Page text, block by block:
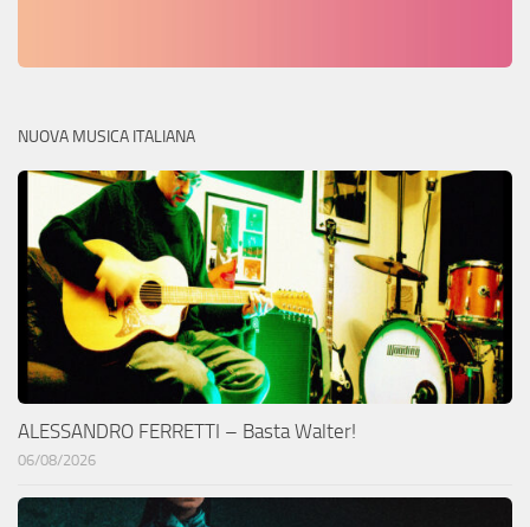
NUOVA MUSICA ITALIANA
ALESSANDRO FERRETTI – Basta Walter!
06/08/2026